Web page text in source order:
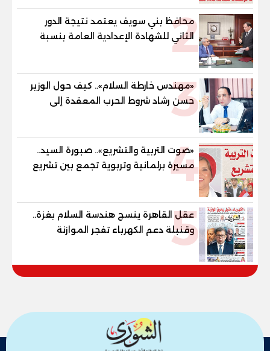
2
محافظ بني سويف يعتمد نتيجة الدور
الثاني للشهادة الإعدادية العامة بنسبة
والنور للمكفوفين
3
«مهندس خارطة السلام».. كيف حول الوزير
حسن رشاد شروط الحرب المعقدة إلى
"خارطة طريق" للانسحاب والإعمار؟
4
«صوت التربية والتشريع».. صبورة السيد..
مسيرة برلمانية وتربوية تجمع بين تشريع
القوانين وصناعة الأجيال لبناء الإنسان
5
عقل القاهرة ينسج هندسة السلام بغزة..
وقنبلة دعم الكهرباء تفجر الموازنة